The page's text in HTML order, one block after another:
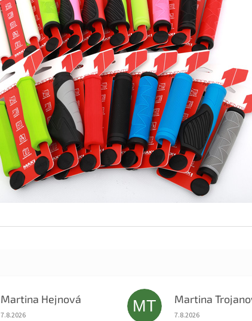
Martina Hejnová
Hodnocení obchodu je 5 z 5 hvězdiček.
7.8.2026
MT Martina
Hodnocení obchodu
7.8.2026